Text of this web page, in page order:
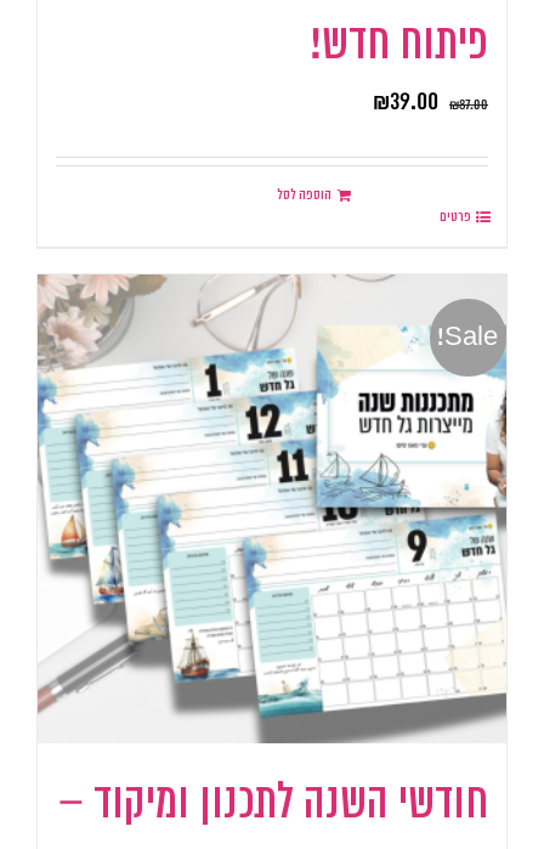
פיתוח חדש!
₪87.00
₪39.00
הוספה לסל
פרטים
Sale!
חודשי השנה לתכנון ומיקוד –